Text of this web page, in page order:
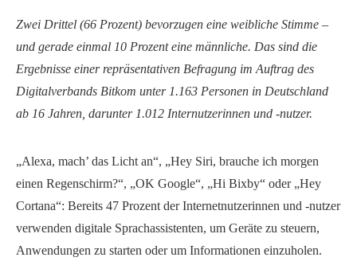
Zwei Drittel (66 Prozent) bevorzugen eine weibliche Stimme –
und gerade einmal 10 Prozent eine männliche. Das sind die
Ergebnisse einer repräsentativen Befragung im Auftrag des
Digitalverbands Bitkom unter 1.163 Personen in Deutschland
ab 16 Jahren, darunter 1.012 Internutzerinnen und -nutzer.
„Alexa, mach’ das Licht an“, „Hey Siri, brauche ich morgen
einen Regenschirm?“, „OK Google“, „Hi Bixby“ oder „Hey
Cortana“: Bereits 47 Prozent der Internetnutzerinnen und -nutzer
verwenden digitale Sprachassistenten, um Geräte zu steuern,
Anwendungen zu starten oder um Informationen einzuholen.